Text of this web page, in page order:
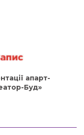
апарт-
Буд»